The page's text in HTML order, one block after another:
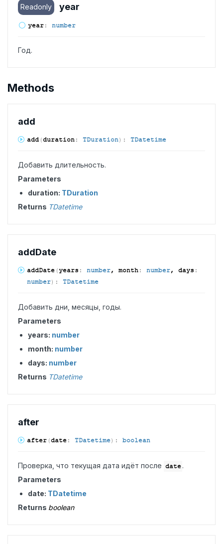
Readonly year
year: number
Год.
Methods
add
add (duration: TDuration) : TDatetime
Добавить длительность.
Parameters
duration: TDuration
Returns TDatetime
addDate
addDate (years : number, month: number, days :
number) : TDatetime
Добавить дни, месяцы, годы.
Parameters
years: number
month: number
days: number
Returns TDatetime
after
after (date: TDatetime) : boolean
Проверка, что текущая дата идёт после date .
Parameters
date: TDatetime
Returns boolean